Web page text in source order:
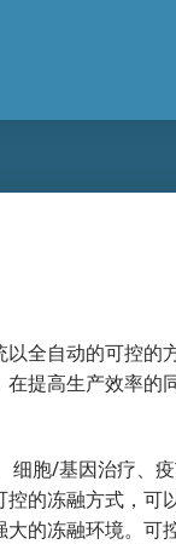
全自动的可控的
提高生产效率的
细胞/基因治疗、
的冻融方式，可
的冻融环境。可